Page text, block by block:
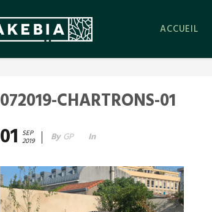
ACCUEIL
072019-CHARTRONS-01
01 SEP
2019 By GP In